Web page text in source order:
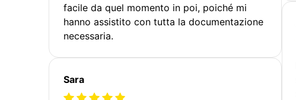
facile da quel momento in poi, poiché mi
hanno assistito con tutta la documentazione
necessaria.
Sara